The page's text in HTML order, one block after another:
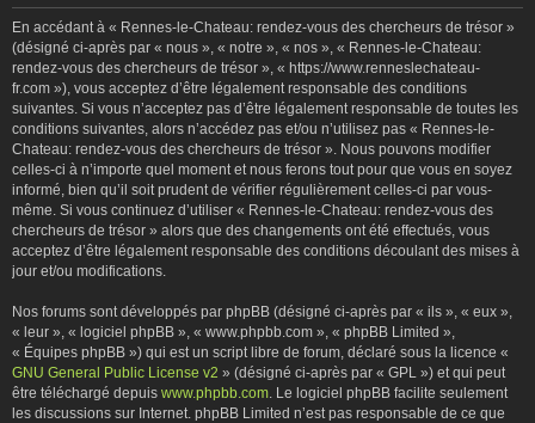
En accédant à « Rennes-le-Chateau: rendez-vous des chercheurs de trésor »
(désigné ci-après par « nous », « notre », « nos », « Rennes-le-Chateau:
rendez-vous des chercheurs de trésor », « https://www.renneslechateau-
fr.com »), vous acceptez d’être légalement responsable des conditions
suivantes. Si vous n’acceptez pas d’être légalement responsable de toutes les
conditions suivantes, alors n’accédez pas et/ou n’utilisez pas « Rennes-le-
Chateau: rendez-vous des chercheurs de trésor ». Nous pouvons modifier
celles-ci à n’importe quel moment et nous ferons tout pour que vous en soyez
informé, bien qu’il soit prudent de vérifier régulièrement celles-ci par vous-
même. Si vous continuez d’utiliser « Rennes-le-Chateau: rendez-vous des
chercheurs de trésor » alors que des changements ont été effectués, vous
acceptez d’être légalement responsable des conditions découlant des mises à
jour et/ou modifications.
Nos forums sont développés par phpBB (désigné ci-après par « ils », « eux »,
« leur », « logiciel phpBB », « www.phpbb.com », « phpBB Limited »,
« Équipes phpBB ») qui est un script libre de forum, déclaré sous la licence «
GNU General Public License v2 » (désigné ci-après par « GPL ») et qui peut
être téléchargé depuis www.phpbb.com. Le logiciel phpBB facilite seulement
les discussions sur Internet. phpBB Limited n’est pas responsable de ce que